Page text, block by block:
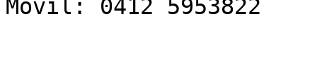
Móvil: 0412 5953822